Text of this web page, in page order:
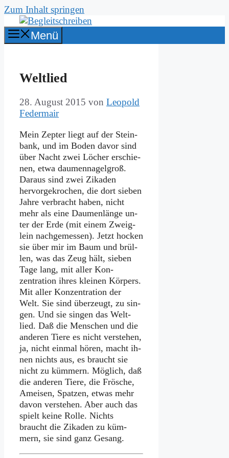
Zum Inhalt springen
Menü
Welt­lied
28. August 2015 von Leopold
Federmair
Mein Zep­ter liegt auf der Stein­
bank, und im Bo­den da­vor sind
über Nacht zwei Lö­cher er­schie­
nen, et­wa dau­men­na­gel­groß.
Dar­aus sind zwei Zi­ka­den
hervor­gekrochen, die dort sie­ben
Jah­re ver­bracht ha­ben, nicht
mehr als ei­ne Daumen­länge un­
ter der Er­de (mit ei­nem Zweig­
lein nach­ge­mes­sen). Jetzt hocken
sie über mir im Baum und brül­
len, was das Zeug hält, sie­ben
Ta­ge lang, mit al­ler Kon­
zentration ih­res klei­nen Kör­pers.
Mit al­ler Kon­zen­tra­ti­on der
Welt. Sie sind über­zeugt, zu sin­
gen. Und sie sin­gen das Welt­
lied. Daß die Men­schen und die
an­de­ren Tie­re es nicht ver­ste­hen,
ja, nicht ein­mal hö­ren, macht ih­
nen nichts aus, es braucht sie
nicht zu küm­mern. Mög­lich, daß
die an­de­ren Tie­re, die Frö­sche,
Amei­sen, Spat­zen, et­was mehr
da­von ver­ste­hen. Aber auch das
spielt kei­ne Rol­le. Nichts
braucht die Zi­ka­den zu küm­
mern, sie sind ganz Ge­sang.